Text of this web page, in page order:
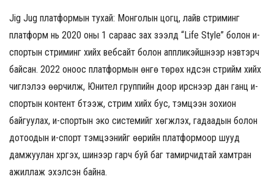
Jig Jug платформын тухай: Монголын цогц, лайв стриминг
платформ нь 2020 оны 1 сараас зах зээлд “Life Style” болон и-
спортын стриминг хийх вебсайт болон аппликэйшнээр нэвтэрч
байсан. 2022 оноос платформын өнгө төрөх үндсэн стрийм хийх
чиглэлээ өөрчилж, Юнител группийн доор ирснээр дан ганц и-
спортын контент бүтээж, стрим хийх бус, тэмцээн зохион
байгуулах, и-спортын эко системийг хөгжүүлэх, гадаадын болон
дотоодын и-спорт тэмцээнийг өөрийн платформоор шууд
дамжуулан хүргэх, шинээр гарч буй баг тамирчидтай хамтран
ажиллаж эхэлсэн байна.